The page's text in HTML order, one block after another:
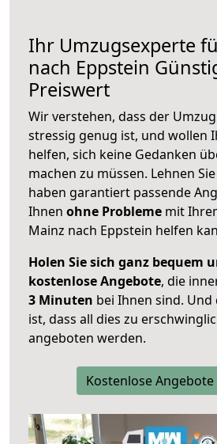
Ihr Umzugsexperte
nach Eppstein
Preiswert
Wir verstehen, dass der
stressig genug ist, und wollen
helfen, sich keine Gedanken
machen zu müssen. Lehnen
haben garantiert passende
Ihnen ohne Probleme mit
Mainz nach Eppstein helfen
Holen Sie sich ganz bequem
kostenlose Angebote, die
3 Minuten bei Ihnen sind. Und
ist, dass all dies zu
angeboten werden.
Kostenlose